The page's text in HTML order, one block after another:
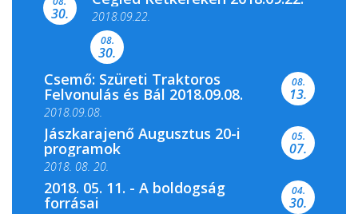
Színes és tartalmas programokkal várja a
Csemői Községi Könyvtár és...
30. 2018.09.22.
08.
30.
Csemő: Szüreti Traktoros
Felvonulás és Bál 2018.09.08.
2018.09.08.
08.
13.
Jászkarajenő Augusztus 20-i
programok
2018. 08. 20.
05.
07.
2018. 05. 11. - A boldogság
forrásai
04.
30.